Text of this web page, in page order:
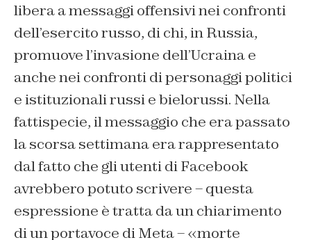
libera a messaggi offensivi nei confronti
dell’esercito russo, di chi, in Russia,
promuove l’invasione dell’Ucraina e
anche nei confronti di personaggi politici
e istituzionali russi e bielorussi. Nella
fattispecie, il messaggio che era passato
la scorsa settimana era rappresentato
dal fatto che gli utenti di Facebook
avrebbero potuto scrivere – questa
espressione è tratta da un chiarimento
di un portavoce di Meta – «morte